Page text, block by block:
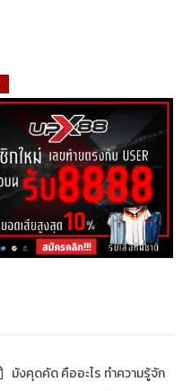
มังคุดคัด คืออะไร ทำความรู้จัก